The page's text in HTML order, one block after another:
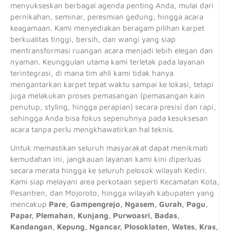
menyukseskan berbagai agenda penting Anda, mulai dari
pernikahan, seminar, peresmian gedung, hingga acara
keagamaan. Kami menyediakan beragam pilihan karpet
berkualitas tinggi, bersih, dan wangi yang siap
mentransformasi ruangan acara menjadi lebih elegan dan
nyaman. Keunggulan utama kami terletak pada layanan
terintegrasi, di mana tim ahli kami tidak hanya
mengantarkan karpet tepat waktu sampai ke lokasi, tetapi
juga melakukan proses pemasangan (pemasangan kain
penutup, styling, hingga perapian) secara presisi dan rapi,
sehingga Anda bisa fokus sepenuhnya pada kesuksesan
acara tanpa perlu mengkhawatirkan hal teknis.
Untuk memastikan seluruh masyarakat dapat menikmati
kemudahan ini, jangkauan layanan kami kini diperluas
secara merata hingga ke seluruh pelosok wilayah Kediri.
Kami siap melayani area perkotaan seperti Kecamatan Kota,
Pesantren, dan Mojoroto, hingga wilayah kabupaten yang
mencakup Pare, Gampengrejo, Ngasem, Gurah, Pagu,
Papar, Plemahan, Kunjang, Purwoasri, Badas,
Kandangan, Kepung, Ngancar, Plosoklaten, Wates, Kras,